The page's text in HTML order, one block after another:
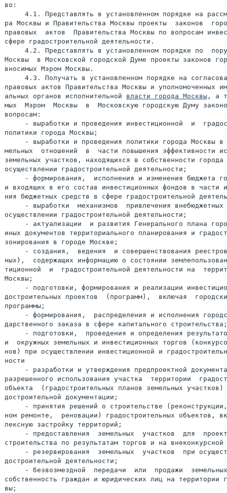
во:
4.1. Представлять в установленном порядке на
ра Москвы и Правительства Москвы проекты  законов
правовых  актов  Правительства Москвы по вопросам
сфере градостроительной деятельности.
4.2. Представлять в установленном порядке по
Москвы  в Московской городской Думе проекты законов
вносимых Мэром Москвы.
4.3. Получать в установленном порядке на
правовых актов Правительства Москвы и уполномоченных
альных органов исполнительной власти города Москвы , а
мых  Мэром  Москвы  в  Московскую городскую Думу
вопросам:
- выработки и проведения инвестиционной  и
политики города Москвы;
- выработки и проведения политики города Москвы в
мельных  отношений  в  части повышения эффективности
земельных участков, находящихся в собственности
осуществлении градостроительной деятельности;
- формирования,  исполнения и изменения бюджета
и входящих в его состав инвестиционных фондов в части
ния бюджетных средств в сфере градостроительной
- выработки  механизмов  привлечения внебюджетных
осуществлении градостроительной деятельности;
- актуализации  и развития Генерального плана
иных документов территориального планирования и
зонирования в городе Москве;
- создания,  ведения  и совершенствования
ных),  содержащих информацию о состоянии
тиционной  и  градостроительной деятельности на
Москвы;
- подготовки, формирования и реализации
достроительных проектов  (программ),  включая
программы;
- формирования,  распределения и исполнения
дарственного заказа в сфере капитального строительства;
- подготовки,  проведения и определения
и  окружных земельных и инвестиционных торгов
нов) при осуществлении инвестиционной и
ности
- разработки и утверждения предпроектной
разрешенного использования участка  территории
объекта  (градостроительных планов земельных
достроительной документации;
- принятия решений о строительстве
ном ремонте,  реновации) градостроительных объектов,
лексную застройку территорий;
- предоставления  земельных  участков  для
строительства по результатам торгов и на
- резервирования  земельных  участков  при
достроительной деятельности;
- безвозмездной  передачи  или  продажи
собственность граждан и юридических лиц на территории
вы;